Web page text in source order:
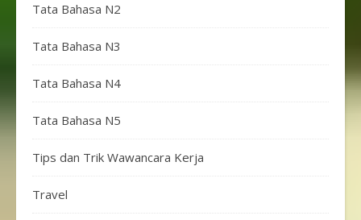
Tata Bahasa N2
Tata Bahasa N3
Tata Bahasa N4
Tata Bahasa N5
Tips dan Trik Wawancara Kerja
Travel